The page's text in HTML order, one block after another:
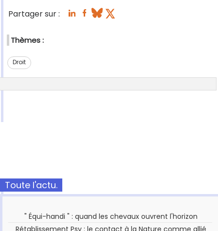
Partager sur :
Thèmes :
Droit
Toute l'actu.
" Équi-handi " : quand les chevaux ouvrent l'horizon